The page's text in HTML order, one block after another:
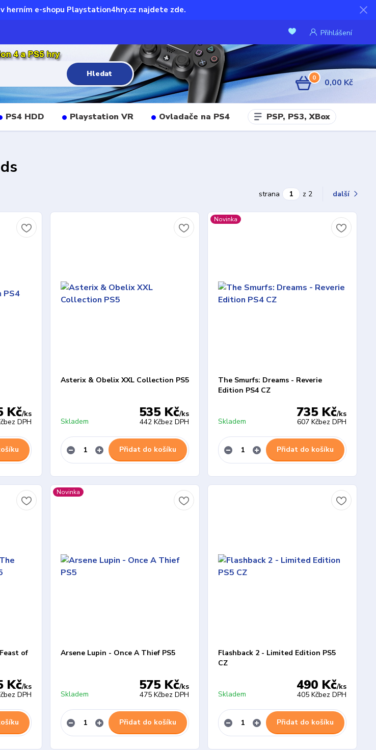
herním e-shopu Playstation4hry.cz najdete zde.
Přihlášení
Hledat 0 0,00 Kč
PS4 HDD Playstation VR Ovladače na PS4 PSP, PS3, XBox
strana z 2 další
Kč/ks
bez DPH
Asterix & Obelix XXL Collection PS5
535 Kč/ks
442 Kčbez DPH
Skladem
Přidat do košíku
Novinka
The Smurfs: Dreams - Reverie
Edition PS4 CZ
735 Kč/ks
607 Kčbez DPH
Skladem
Přidat do košíku
of
Kč/ks
bez DPH
Novinka
Arsene Lupin - Once A Thief PS5
575 Kč/ks
475 Kčbez DPH
Skladem
Přidat do košíku
Flashback 2 - Limited Edition PS5
CZ
490 Kč/ks
405 Kčbez DPH
Skladem
Přidat do košíku